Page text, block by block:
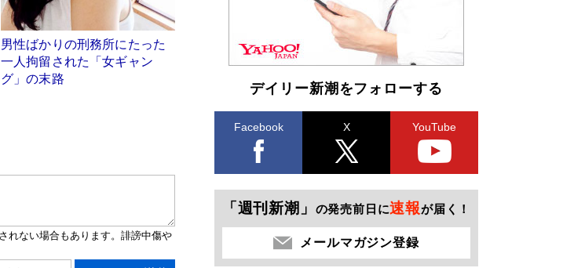
男性ばかりの刑務所にたった
一人拘留された「女ギャン
グ」の末路
デイリー新潮をフォローする
Facebook X YouTube
「週刊新潮」 の発売前日に速報が届く！
メールマガジン登録